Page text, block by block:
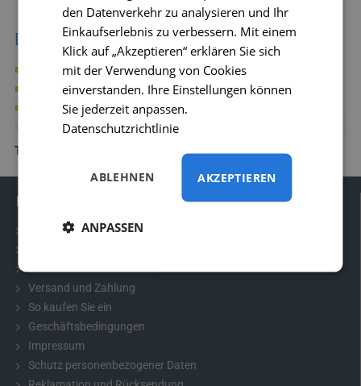
Die Rückfahrkamera ist geeignet für:
Fahrzeuge ohne drittes Bremslicht
Wohnmobile
Lieferwagen
Einsatzfahrzeuge
TECHNISCHE INFORMATIONEN
Informationen
Kontakt
Warum bei uns einkaufen
Versand und Zahlung
So kaufen Sie ein
Geschäftsbedingungen
Impressum
Schutz personenbezogener Daten
den Datenverkehr zu analysieren und Ihr
Einkaufserlebnis zu verbessern. Mit einem
Klick auf „Akzeptieren“ erklären Sie sich
mit der Verwendung von Cookies
einverstanden. Ihre Einstellungen können
Sie jederzeit anpassen.
Datenschutzrichtlinie
AKZEPTIEREN
ABLEHNEN
ANPASSEN